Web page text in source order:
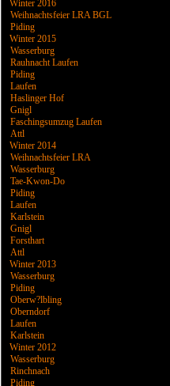
Winter 2016
Weihnachtsfeier LRA BGL
Piding
Winter 2015
Wasserburg
Rauhnacht Laufen
Piding
Laufen
Haslinger Hof
Gnigl
Faschingsumzug Laufen
Attl
Winter 2014
Weihnachtsfeier LRA
Wasserburg
Tae-Kwon-Do
Piding
Laufen
Karlstein
Gnigl
Forsthart
Attl
Winter 2013
Wasserburg
Piding
Oberw?lbling
Oberndorf
Laufen
Karlstein
Winter 2012
Wasserburg
Rinchnach
Piding